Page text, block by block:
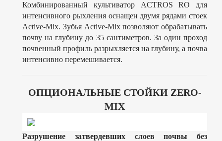
Комбинированный культиватор ACTROS RO для
интенсивного рыхления оснащен двумя рядами стоек
Active-Mix. Зубья Active-Mix позволяют обрабатывать
почву на глубину до 35 сантиметров. За один проход
почвенный профиль разрыхляется на глубину, а почва
интенсивно перемешивается.
ОПЦИОНАЛЬНЫЕ СТОЙКИ ZERO-
MIX
Разрушение затвердевших слоев почвы без